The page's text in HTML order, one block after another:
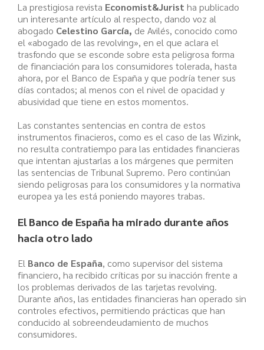
La prestigiosa revista Economist&Jurist ha publicado
un interesante artículo al respecto, dando voz al
abogado Celestino García, de Avilés, conocido como
el «abogado de las revolving», en el que aclara el
trasfondo que se esconde sobre esta peligrosa forma
de financiación para los consumidores tolerada, hasta
ahora, por el Banco de España y que podría tener sus
días contados; al menos con el nivel de opacidad y
abusividad que tiene en estos momentos.
Las constantes sentencias en contra de estos
instrumentos finacieros, como es el caso de las Wizink,
no resulta contratiempo para las entidades financieras
que intentan ajustarlas a los márgenes que permiten
las sentencias de Tribunal Supremo. Pero continúan
siendo peligrosas para los consumidores y la normativa
europea ya les está poniendo mayores trabas.
El Banco de España ha mirado durante años
hacia otro lado
El Banco de España, como supervisor del sistema
financiero, ha recibido críticas por su inacción frente a
los problemas derivados de las tarjetas revolving.
Durante años, las entidades financieras han operado sin
controles efectivos, permitiendo prácticas que han
conducido al sobreendeudamiento de muchos
consumidores.